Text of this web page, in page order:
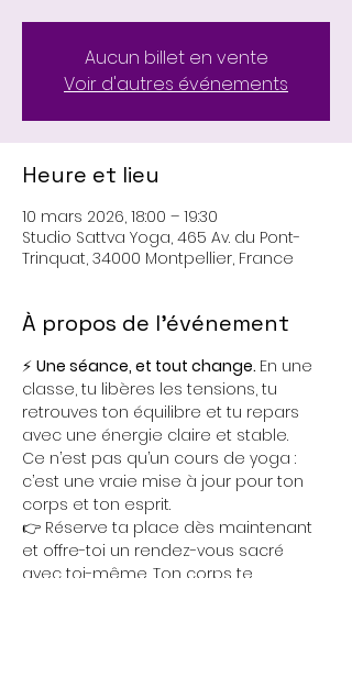
Aucun billet en vente
Voir d'autres événements
Heure et lieu
10 mars 2026, 18:00 – 19:30
Studio Sattva Yoga, 465 Av. du Pont-
Trinquat, 34000 Montpellier, France
À propos de l'événement
⚡ Une séance, et tout change. En une
classe, tu libères les tensions, tu
retrouves ton équilibre et tu repars
avec une énergie claire et stable.
Ce n’est pas qu’un cours de yoga :
c’est une vraie mise à jour pour ton
corps et ton esprit.
👉 Réserve ta place dès maintenant
et offre-toi un rendez-vous sacré
avec toi-même. Ton corps te